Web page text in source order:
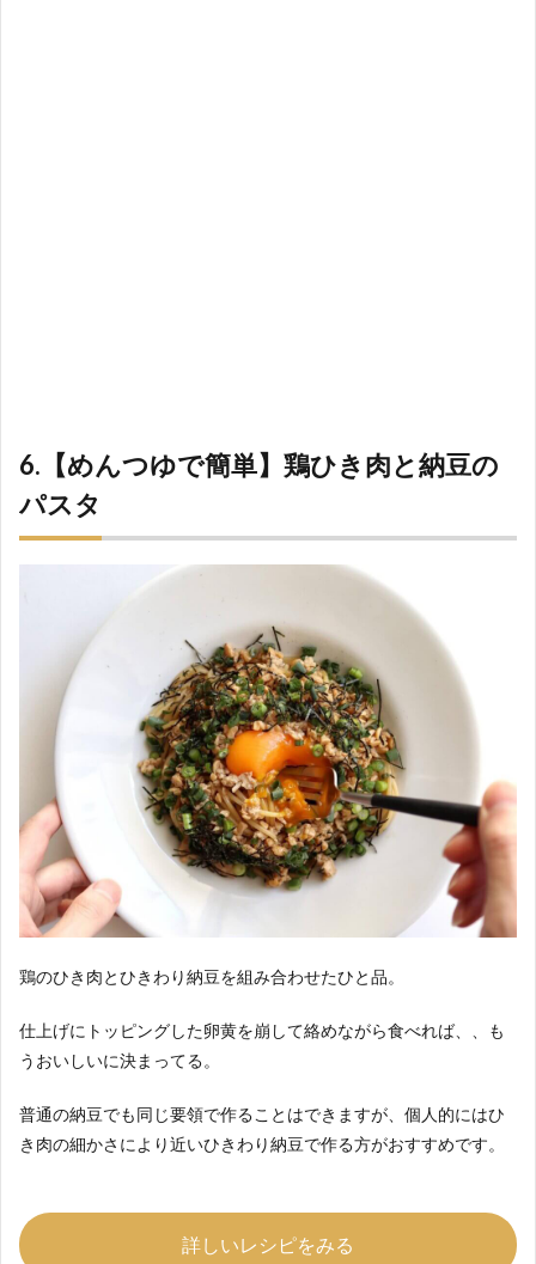
6.【めんつゆで簡単】鶏ひき肉と納豆の
パスタ
鶏のひき肉とひきわり納豆を組み合わせたひと品。
仕上げにトッピングした卵黄を崩して絡めながら食べれば、、も
うおいしいに決まってる。
普通の納豆でも同じ要領で作ることはできますが、個人的にはひ
き肉の細かさにより近いひきわり納豆で作る方がおすすめです。
詳しいレシピをみる